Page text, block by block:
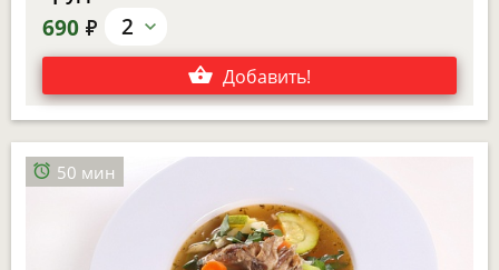
690 е 2
Добавить!
50 мин